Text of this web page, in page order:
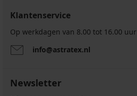
Klantenservice
Op werkdagen van 8.00 tot 16.00 uur
info@astratex.nl
Newsletter